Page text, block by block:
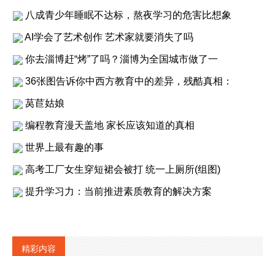
八成青少年睡眠不达标，熬夜学习的危害比想象
AI学会了艺术创作 艺术家就要消失了吗
你去淄博赶“烤”了吗？淄博为全国城市做了一
36张图告诉你中西方教育中的差异，残酷真相：
莴苣姑娘
编程教育漫天盖地 家长应该知道的真相
世界上最有趣的事
高考工厂女生穿短裙会被打 统一上厕所(组图)
提升学习力：当前推进素质教育的解决方案
精彩内容